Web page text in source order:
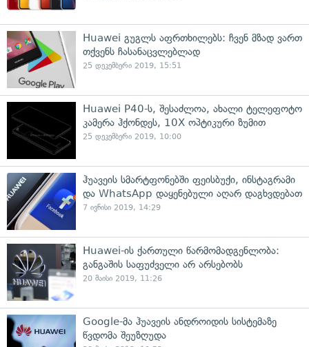
Huawei გუგლს აფრთხილებს: ჩვენ მზად ვართ
თქვენს ჩასანაცვლებლად
25 დეკემბერი 2019, 15:51
Huawei P40-ს, შესაძლოა, ახალი ტელეფოტო
კამერა ჰქონდეს, 10X ოპტიკური ზუმით
25 დეკემბერი 2019, 10:00
ჰუავეის სმარტფონებში ფეისბუქი, ინსტაგრამი
და WhatsApp დაყენებული აღარ დაგხვდებათ
7 ივნისი 2019, 14:29
Huawei-ის ქართული წარმომადგენლობა:
განგაშის საფუძველი არ არსებობს
20 მაისი 2019, 11:26
Google-მა ჰუავეის ანდროიდის სისტემაზე
წვდომა შეუზღუდა